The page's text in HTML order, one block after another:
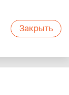
Закрыть